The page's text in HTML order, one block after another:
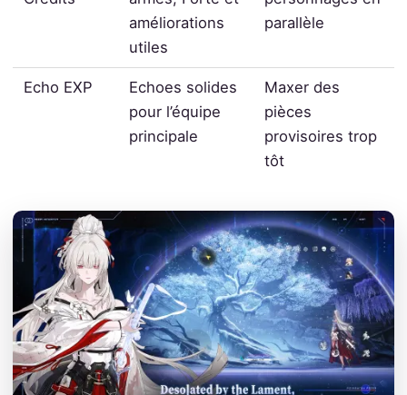
améliorations
utiles
parallèle
Echo EXP
Echoes solides
pour l’équipe
principale
Maxer des
pièces
provisoires trop
tôt